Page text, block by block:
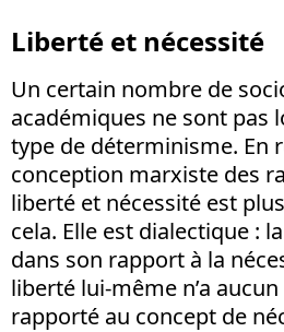
Liberté et nécessité
Un certain nombre de
académiques ne sont pas
type de déterminisme. En
conception marxiste des
liberté et nécessité est
cela. Elle est dialectique :
dans son rapport à la
liberté lui-même n’a aucun
rapporté au concept de